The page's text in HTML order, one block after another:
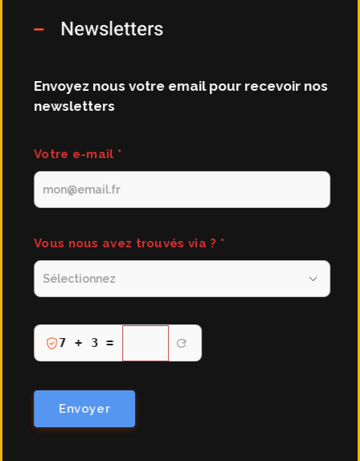
Newsletters
Envoyez nous votre email pour recevoir nos
newsletters
newsletters
Votre e-mail *
Vous nous avez trouvés via ? *
Verification
anti-
:
resultat
7 + 3 =
Envoyer